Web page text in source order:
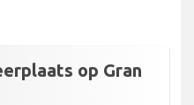
op Gran